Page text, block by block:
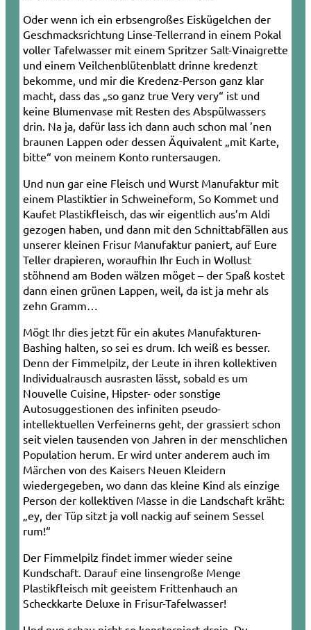
Oder wenn ich ein erbsengroßes Eiskügelchen der
Geschmacksrichtung Linse-Tellerrand in einem Pokal
voller Tafelwasser mit einem Spritzer Salt-Vinaigrette
und einem Veilchenblütenblatt drinne kredenzt
bekomme, und mir die Kredenz-Person ganz klar
macht, dass das „so ganz true Very very“ ist und
keine Blumenvase mit Resten des Abspülwassers
drin. Na ja, dafür lass ich dann auch schon mal ’nen
braunen Lappen oder dessen Äquivalent „mit Karte,
bitte“ von meinem Konto runtersaugen.
Und nun gar eine Fleisch und Wurst Manufaktur mit
einem Plastiktier in Schweineform, So Kommet und
Kaufet Plastikfleisch, das wir eigentlich aus’m Aldi
gezogen haben, und dann mit den Schnittabfällen aus
unserer kleinen Frisur Manufaktur paniert, auf Eure
Teller drapieren, woraufhin Ihr Euch in Wollust
stöhnend am Boden wälzen möget – der Spaß kostet
dann einen grünen Lappen, weil, da ist ja mehr als
zehn Gramm…
Mögt Ihr dies jetzt für ein akutes Manufakturen-
Bashing halten, so sei es drum. Ich weiß es besser.
Denn der Fimmelpilz, der Leute in ihren kollektiven
Individualrausch ausrasten lässt, sobald es um
Nouvelle Cuisine, Hipster- oder sonstige
Autosuggestionen des infiniten pseudo-
intellektuellen Verfeinerns geht, der grassiert schon
seit vielen tausenden von Jahren in der menschlichen
Population herum. Er wird unter anderem auch im
Märchen von des Kaisers Neuen Kleidern
wiedergegeben, wo dann das kleine Kind als einzige
Person der kollektiven Masse in die Landschaft kräht:
„ey, der Tüp sitzt ja voll nackig auf seinem Sessel
rum!“
Der Fimmelpilz findet immer wieder seine
Kundschaft. Darauf eine linsengroße Menge
Plastikfleisch mit geeistem Frittenhauch an
Scheckkarte Deluxe in Frisur-Tafelwasser!